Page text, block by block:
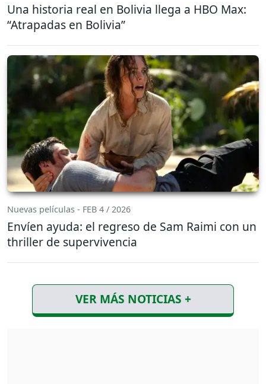
Una historia real en Bolivia llega a HBO Max:
“Atrapadas en Bolivia”
Nuevas películas - FEB 4 / 2026
Envíen ayuda: el regreso de Sam Raimi con un
thriller de supervivencia
VER MÁS NOTICIAS +